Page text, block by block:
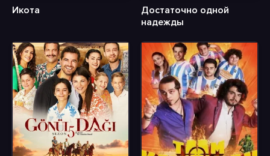
Икота
Достаточно одной
надежды